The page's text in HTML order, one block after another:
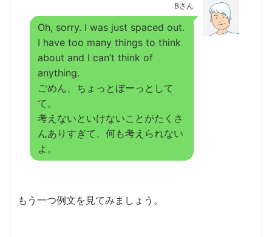
Bさん
Oh, sorry. I was just spaced out.
I have too many things to think
about and I can’t think of
anything.
ごめん、ちょっとぼーっとして
て。
考えないといけないことがたくさ
んありすぎて、何も考えられない
よ。
もう一つ例文を見てみましょう。